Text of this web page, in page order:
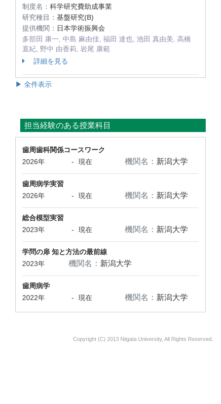
制度名： 科学研究費助成事業
研究種目： 基盤研究(B)
提供機関： 日本学術振興会
多部田 康一, 中島 麻由佳, 福田 達也, 池田 真由美, 高橋
直紀, 野中 由香莉, 岩尾 康範
詳細を見る
▶ 全件表示
担当経験のある授業科目
歯周歯科関係コースワーク
2026年
- 現在 機関名： 新潟大学
歯周病学実習
2026年
- 現在 機関名： 新潟大学
総合模型実習
2023年
- 現在 機関名： 新潟大学
学問の扉 知と方法の最前線
2023年
機関名： 新潟大学
歯周病学
2022年
- 現在 機関名： 新潟大学
Copyright (C) 2013 Niigata University, All Rights Reserved.